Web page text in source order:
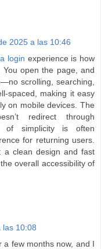
2025 a las 10:46
login experience is how
open the page, and
scrolling, searching,
spaced, making it easy
on mobile devices. The
redirect through
of simplicity is often
for returning users.
a clean design and fast
overall accessibility of
las 10:08
a few months now, and I